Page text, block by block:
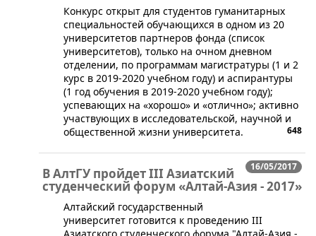
Конкурс открыт для студентов гуманитарных
специальностей обучающихся в одном из 20
университетов партнеров фонда (список
университетов), только на очном дневном
отделении, по программам магистратуры (1 и 2
курс в 2019-2020 учебном году) и аспирантуры
(1 год обучения в 2019-2020 учебном году);
успевающих на «хорошо» и «отлично»; активно
участвующих в исследовательской, научной и
общественной жизни университета.
648
16/05/2017
В АлтГУ пройдет III Азиатский
студенческий форум «Алтай-Азия - 2017»
​Алтайский государственный
университет готовится к проведению III